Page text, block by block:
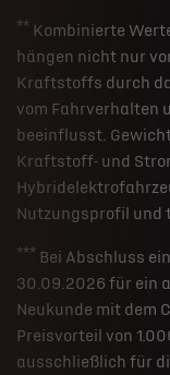
** Kombinierte
hängen nicht nur
Kraftstoffs durch
vom Fahrverhalten
beeinflusst.
Kraftstoff- und
Nutzungsprofil und
*** Bei Abschluss
30.09.2026 für ein
Neukunde mit dem
Preisvorteil von
ausschließlich für